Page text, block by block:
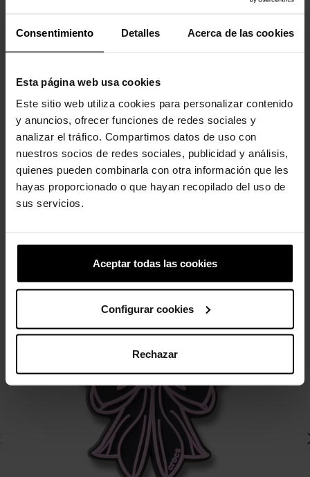
Consentimiento Detalles Acerca de las cookies
Esta página web usa cookies
Este sitio web utiliza cookies para personalizar contenido
y anuncios, ofrecer funciones de redes sociales y
analizar el tráfico. Compartimos datos de uso con
nuestros socios de redes sociales, publicidad y análisis,
quienes pueden combinarla con otra información que les
hayas proporcionado o que hayan recopilado del uso de
sus servicios.
Aceptar todas las cookies
Configurar cookies
Rechazar
Pata de cachorro dourada
-20%